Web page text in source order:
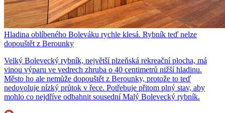
Hladina oblíbeného Boleváku rychle klesá. Rybník teď nelze
dopouštět z Berounky
Velký Bolevecký rybník, největší plzeňská rekreační plocha, má
vinou výparu ve vedrech zhruba o 40 centimetrů nižší hladinu.
Město ho ale nemůže dopouštět z Berounky, protože to teď
nedovoluje nízký průtok v řece. Potřebuje přitom plný stav, aby
mohlo co nejdříve odbahnit sousední Malý Bolevecký rybník.